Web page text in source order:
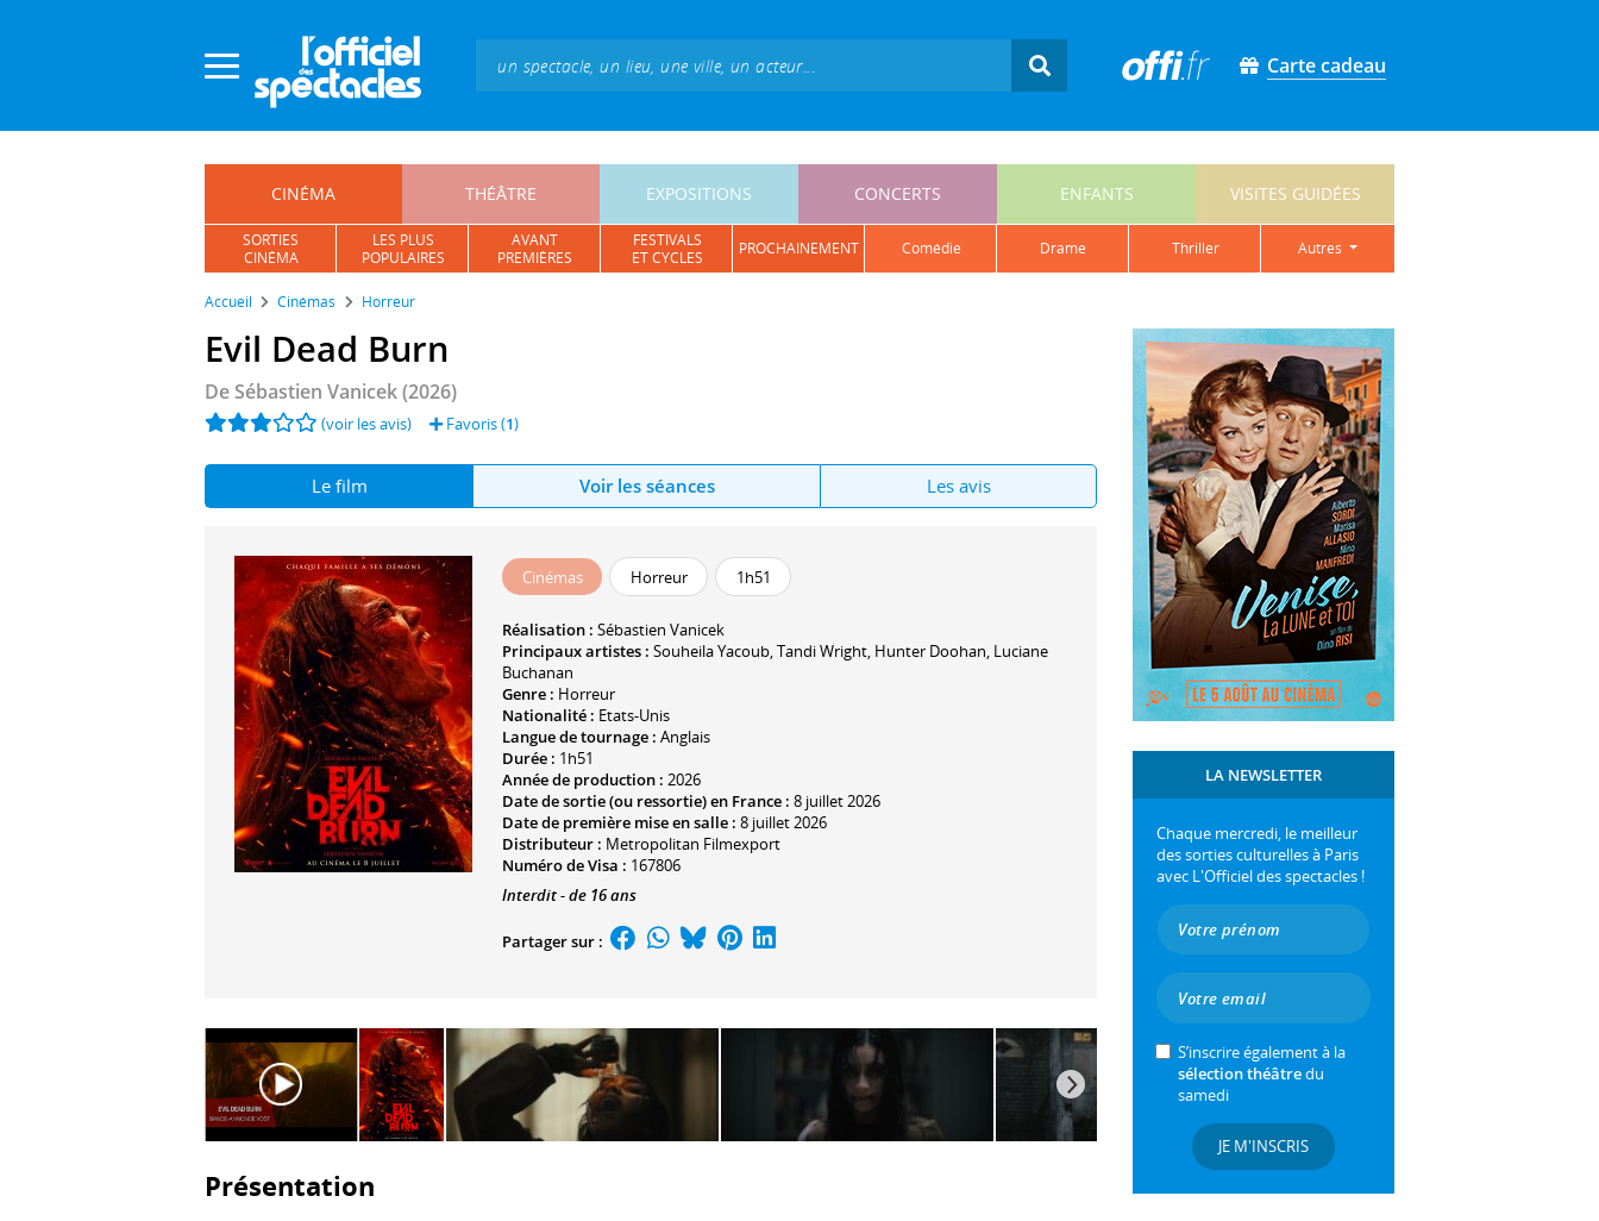
Carte cadeau
CINÉMA THÉÂTRE EXPOSITIONS CONCERTS ENFANTS VISITES GUIDÉES
SORTIES
CINÉMA
LES PLUS
POPULAIRES
AVANT
PREMIÈRES
FESTIVALS
ET CYCLES
PROCHAINEMENT comédie drame thriller autres
Accueil Cinémas Horreur
Evil Dead Burn
DeSébastien Vanicek(2026)
(voir les avis) Favoris (1)
Le film Voir les séances Les avis
Cinémas Horreur 1h51
Réalisation : Sébastien Vanicek
Principaux artistes : Souheila Yacoub,Tandi Wright, Hunter Doohan, Luciane
Buchanan
Genre : Horreur
Nationalité : Etats-Unis
Langue de tournage : Anglais
Durée : 1h51
Année de production : 2026
Date de sortie (ou ressortie) en France : 8 juillet 2026
Date de première mise en salle : 8 juillet 2026
Distributeur : Metropolitan Filmexport
Numéro de Visa : 167806
Interdit - de 16 ans
Partager sur :
Présentation
LA NEWSLETTER
Chaque mercredi, le meilleur
des sorties culturelles à Paris
avec L'Officiel des spectacles !
S’inscrire également à la
sélection théâtredu
samedi
JE M'INSCRIS